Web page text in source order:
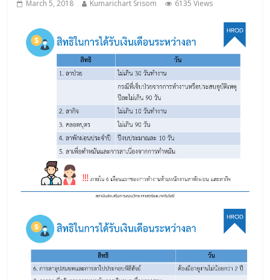
March 5, 2018 Kumarichart Srisom 6135 Views